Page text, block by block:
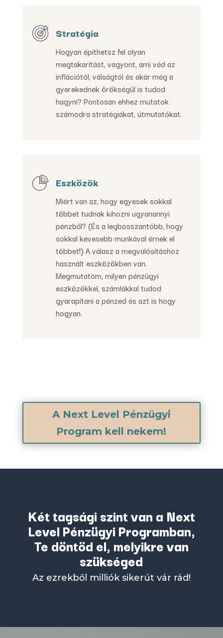
Stratégia
Hogyan építhetsz fel olyan
megtakarítást, vagyont, ami véd az
inflációtól, válságtól és akár még a
gyerekednek örökségül is tudod
hagyni? Pontosan ehhez mutatok
számodra stratégiákat, útmutatókat.
Eszközök
Miért van az, hogy egyesek sokkal
többet tudnak kihozni ugyanannyi
pénzből? (És a legbosszantóbb, hogy
sokkal kevesebb munkával érnek el
többet!) A válasz a megvalósításhoz
használt eszközökben van.
Megmutatom, milyen pénzügyi
eszközökkel, számlákkal tudod
gyarapítani a pénzed és azt is hogy
hogyan.
A Next Level Pénzügyi
Program kell nekem!
Két tagsági szint van a Next
Level Pénzügyi Programban,
Te döntöd el, melyikre van
szükséged
Az ezrekből milliók sikerút vár rád!